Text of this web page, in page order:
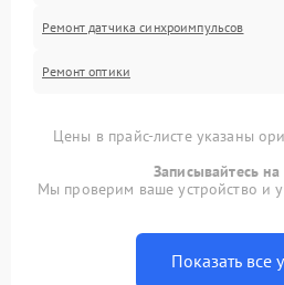
Ремонт датчика синхроимпульсов
Ремонт оптики
Цены в прайс-листе указаны
Записывайтесь
Мы проверим ваше устройство и
Показать все